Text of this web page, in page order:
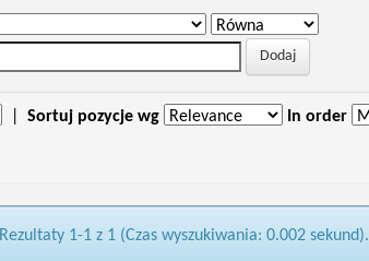
Sortuj pozycje wg In order
Rezultaty 1-1 z 1 (Czas wyszukiwania: 0.002 sekund).